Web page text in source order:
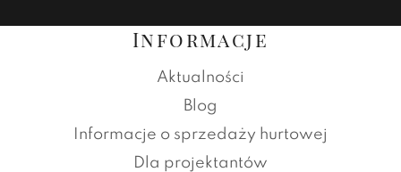
Informacje
Aktualności
Blog
Informacje o sprzedaży hurtowej
Dla projektantów